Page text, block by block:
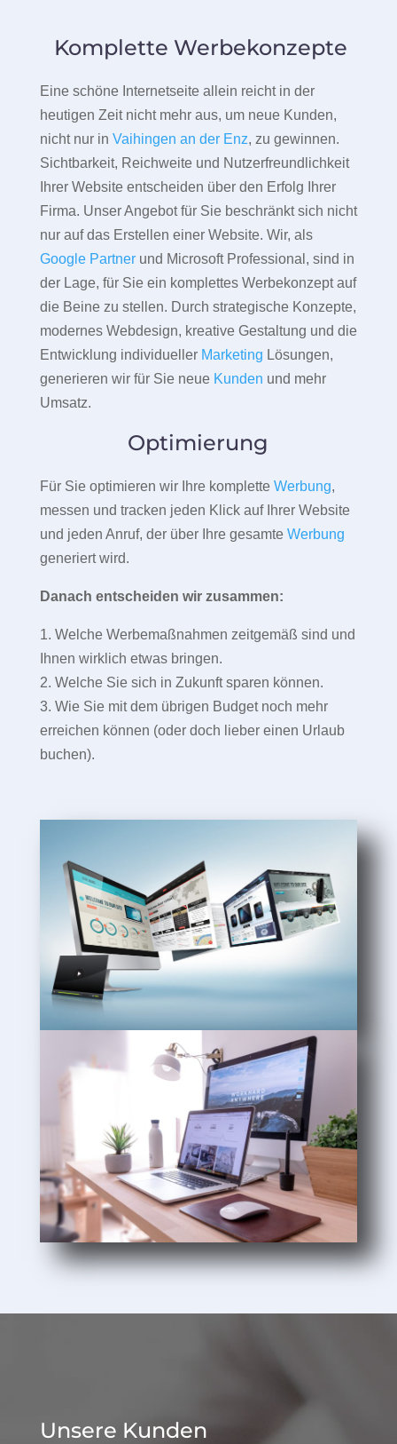
Komplette Werbekonzepte
Eine schöne Internetseite allein reicht in der
heutigen Zeit nicht mehr aus, um neue Kunden,
nicht nur in Vaihingen an der Enz, zu gewinnen.
Sichtbarkeit, Reichweite und Nutzerfreundlichkeit
Ihrer Website entscheiden über den Erfolg Ihrer
Firma. Unser Angebot für Sie beschränkt sich nicht
nur auf das Erstellen einer Website. Wir, als
Google Partnerund Microsoft Professional, sind in
der Lage, für Sie ein komplettes Werbekonzept auf
die Beine zu stellen. Durch strategische Konzepte,
modernes Webdesign, kreative Gestaltung und die
Entwicklung individueller Marketing Lösungen,
generieren wir für Sie neue Kunden und mehr
Umsatz.
Optimierung
Für Sie optimieren wir Ihre komplette Werbung,
messen und tracken jeden Klick auf Ihrer Website
und jeden Anruf, der über Ihre gesamte Werbung
generiert wird.
Danach entscheiden wir zusammen:
1. Welche Werbemaßnahmen zeitgemäß sind und
Ihnen wirklich etwas bringen.
2. Welche Sie sich in Zukunft sparen können.
3. Wie Sie mit dem übrigen Budget noch mehr
erreichen können (oder doch lieber einen Urlaub
buchen).
Unsere Kunden